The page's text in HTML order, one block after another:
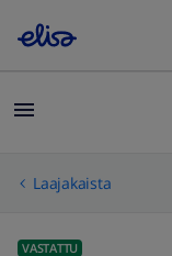
Laajakaista
VASTATTU